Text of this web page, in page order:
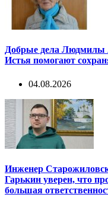
Добрые дела Людмилы
Истья помогают
04.08.2026
Инженер
Гарькин уверен, что
большая